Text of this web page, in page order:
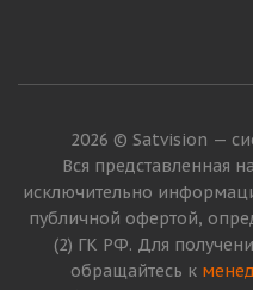
2026 © Satvision —
Вся представленная
исключительно
публичной офертой,
(2) ГК РФ. Для
обращайтесь к